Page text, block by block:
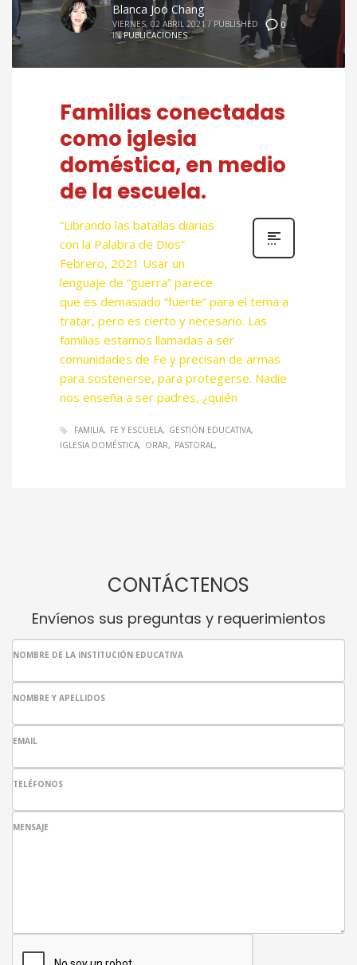
0
Blanca Joo Chang
VIERNES, 02 ABRIL 2021 / PUBLISHED
IN PUBLICACIONES
Familias conectadas
como iglesia
doméstica, en medio
de la escuela.
“Librando las batallas diarias
con la Palabra de Dios”
Febrero, 2021 Usar un
lenguaje de “guerra” parece
que es demasiado “fuerte” para el tema a
tratar, pero es cierto y necesario. Las
familias estamos llamadas a ser
comunidades de Fe y precisan de armas
para sostenerse, para protegerse. Nadie
nos enseña a ser padres, ¿quién
FAMILIA FE Y ESCUELA
GESTIÓN EDUCATIVA
IGLESIA DOMÉSTICA
ORAR PASTORAL
CONTÁCTENOS
Envíenos sus preguntas y requerimientos
NOMBRE DE LA INSTITUCIÓN EDUCATIVA
NOMBRE Y APELLIDOS
EMAIL
TELÉFONOS
MENSAJE